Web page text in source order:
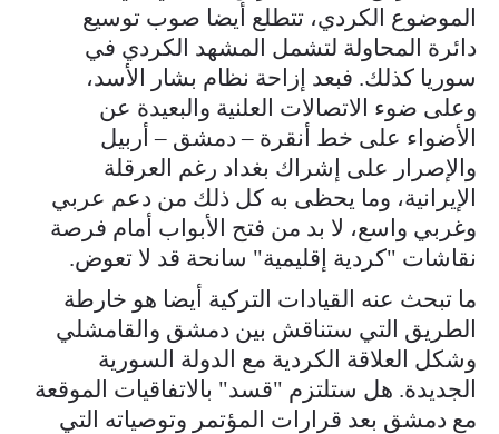
الموضوع الكردي، تتطلع أيضا صوب توسيع
دائرة المحاولة لتشمل المشهد الكردي في
سوريا كذلك. فبعد إزاحة نظام بشار الأسد،
وعلى ضوء الاتصالات العلنية والبعيدة عن
الأضواء على خط أنقرة – دمشق – أربيل
والإصرار على إشراك بغداد رغم العرقلة
الإيرانية، وما يحظى به كل ذلك من دعم عربي
وغربي واسع، لا بد من فتح الأبواب أمام فرصة
نقاشات "كردية إقليمية" سانحة قد لا تعوض.
ما تبحث عنه القيادات التركية أيضا هو خارطة
الطريق التي ستناقش بين دمشق والقامشلي
وشكل العلاقة الكردية مع الدولة السورية
الجديدة. هل ستلتزم "قسد" بالاتفاقيات الموقعة
مع دمشق بعد قرارات المؤتمر وتوصياته التي